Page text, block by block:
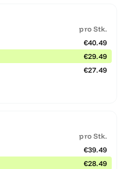
pro Stk.
€40.49
€29.49
€27.49
pro Stk.
€39.49
€28.49